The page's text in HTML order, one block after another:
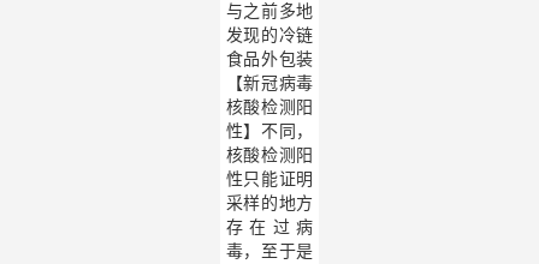
与之前多地
发现的冷链
食品外包装
【新冠病毒
核酸检测阳
性】不同，
核酸检测阳
性只能证明
采样的地方
存在过病
毒，至于是